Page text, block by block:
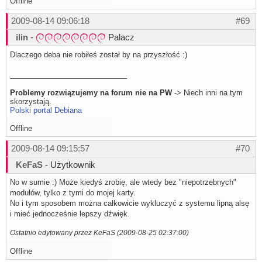
#69
2009-08-14 09:06:18
ilin - Palacz
Dlaczego deba nie robiłeś został by na przyszłość :)
Problemy rozwiązujemy na forum nie na PW-> Niech inni na tym
skorzystają.
Polski portal Debiana
Offline
#70
2009-08-14 09:15:57
KeFaS - Użytkownik
No w sumie :) Może kiedyś zrobię, ale wtedy bez "niepotrzebnych"
modułów, tylko z tymi do mojej karty.
No i tym sposobem można całkowicie wykluczyć z systemu lipną alsę
i mieć jednocześnie lepszy dźwięk.
Ostatnio edytowany przez KeFaS (2009-08-25 02:37:00)
Offline